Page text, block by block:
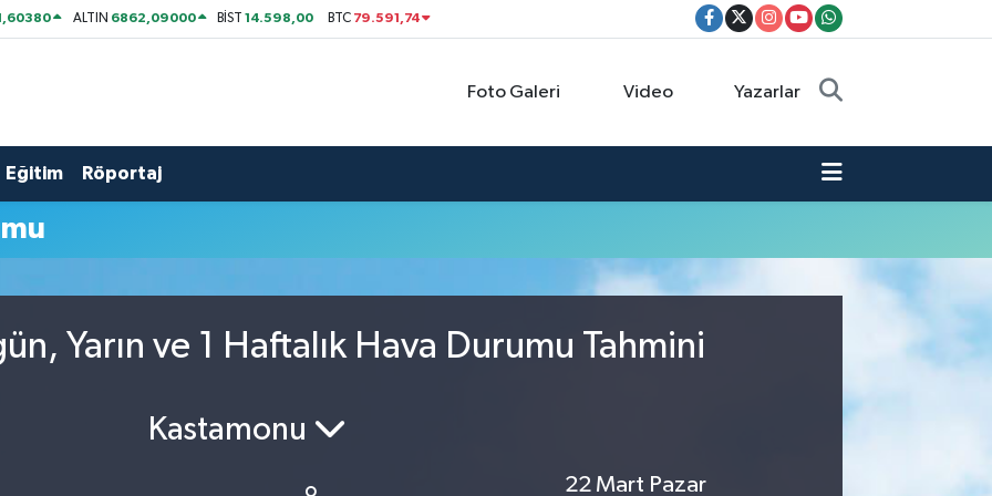
ALTIN 6862,09000 BİST14.598,00 BTC 79.591,74
Foto Galeri Video Yazarlar
Eğitim Röportaj
Yarın ve 1 Haftalık Hava Durumu Tahmini
Kastamonu
22 Mart Pazar